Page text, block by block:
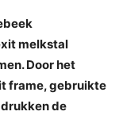
melkstal
Door het
frame, gebruikte
de